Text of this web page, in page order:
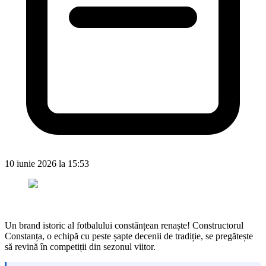
10 iunie 2026 la 15:53
Un brand istoric al fotbalului constănțean renaște! Constructorul
Constanța, o echipă cu peste șapte decenii de tradiție, se pregătește
să revină în competiții din sezonul viitor.